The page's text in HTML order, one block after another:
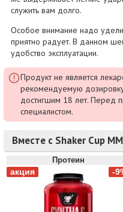
служить вам долго.
Особое внимание надо
приятно радует. В данном
удобство эксплуатации.
Продукт не является
рекомендуемую
достигшим 18 лет. Перед
специалистом.
Вместе с Shaker Cup
Протеин